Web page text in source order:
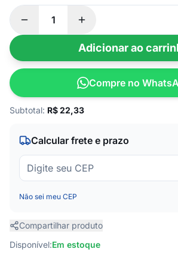
Adicionar ao
Compre no
Subtotal: R$22,33
Calcular frete e prazo
Não sei meu CEP
Compartilhar produto
Disponível:Em estoque